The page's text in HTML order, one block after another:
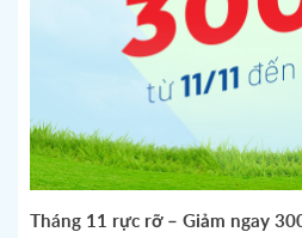
Tháng 11 rực rỡ – Giảm ngay